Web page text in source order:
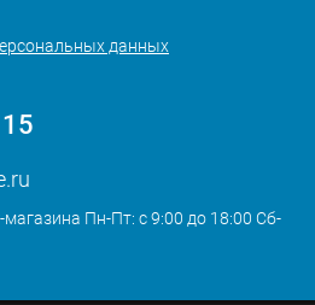
данных
Пн-Пт: с 9:00 до 18:00 Сб-